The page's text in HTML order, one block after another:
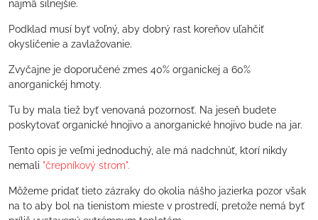
najmä silnejšie.
Podklad musí byť voľný, aby dobrý rast koreňov uľahčiť
okysličenie a zavlažovanie.
Zvyčajne je doporučené zmes 40% organickej a 60%
anorganickéj hmoty.
Tu by mala tiež byť venovaná pozornosť. Na jeseň budete
poskytovať organické hnojivo a anorganické hnojivo bude na jar.
Tento opis je veľmi jednoduchý, ale má nadchnúť, ktorí nikdy
nemali "črepníkový strom".
Môžeme pridať tieto zázraky do okolia nášho jazierka pozor však
na to aby bol na tienistom mieste v prostredí, pretože nemá byť